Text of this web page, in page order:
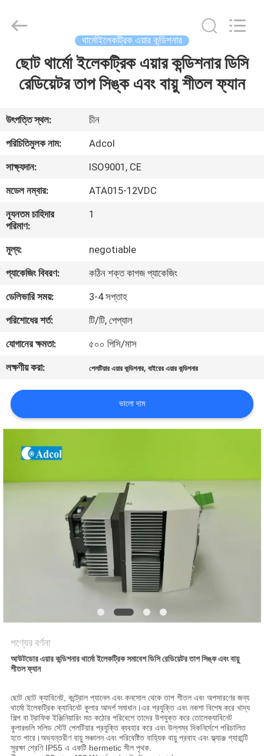
বাড়ি
ভিডিও
আমাদের
সম্পর্কে
ভ্রমণ
মান
নিয়ন্ত্রণ
যোগাযোগ
করুন
খবর
মামলা
সাইট
থার্মোইলেকট্রিক এয়ার কন্ডিশনার
ছোট থার্মো ইলেকট্রিক এয়ার কন্ডিশনার ডিসি
রেডিয়েটর তাপ সিঙ্ক এবং বায়ু শীতল ফ্যান
উৎপত্তি স্থল:
চীন
পরিচিতিমুলক নাম:
Adcol
সাক্ষ্যদান:
ISO9001, CE
মডেল নম্বার:
ATA015-12VDC
ন্যূনতম চাহিদার
পরিমাণ:
1
মূল্য:
negotiable
প্যাকেজিং বিবরণ:
কঠিন শক্ত কাগজ প্যাকেজিং
ডেলিভারি সময়:
3-4 সপ্তাহ
পরিশোধের শর্ত:
টি/টি, পেপ্যাল
যোগানের ক্ষমতা:
৫০০ পিসি/মাস
লক্ষণীয় করা:
পেলটিয়ার এয়ার কন্ডিশনার,বাইরের এয়ার কন্ডিশনার
ভালো দাম
পণ্যের বর্ণনা
আউটডোর এয়ার কন্ডিশনার থার্মো ইলেকট্রিক সমাবেশ ডিসি রেডিয়েটর তাপ সিঙ্ক এবং বায়ু
শীতল ফ্যান
ছোট ছোট ক্যাবিনেট, কন্ট্রোল প্যানেল এবং কনসোল থেকে তাপ শীতল এবং অপসারণের জন্য
থার্মো ইলেকট্রিক ক্যাবিনেট কুলার আদর্শ সমাধান।এর প্রযুক্তি এবং নকশা বিশেষ করে খাদ্য
শিল্প বা ট্রাফিক ইঞ্জিনিয়ারিং মত কঠোর পরিবেশে তাদের উপযুক্ত করে তোলেক্যাবিনেট
কুলারগুলি সলিড স্টেট পেলটিয়ার প্রযুক্তি ব্যবহার করে এবং উল্লম্ব দিকনির্দেশে পরিচালিত
হতে পারে।অভ্যন্তরীণ বায়ু সঞ্চালন এবং পরিবেষ্টিত বাহ্যিক বায়ু প্রবাহ এবং ফ্ল্যাঞ্জ গ্যারান্টি
সুরক্ষা শ্রেণি IP55 এ একটি hermetic সীল পৃথক.